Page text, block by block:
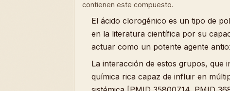
contienen este compuesto.
El ácido clorogénico es un tipo de
en la literatura científica por su
actuar como un potente agente
La interacción de estos grupos, que
química rica capaz de influir en